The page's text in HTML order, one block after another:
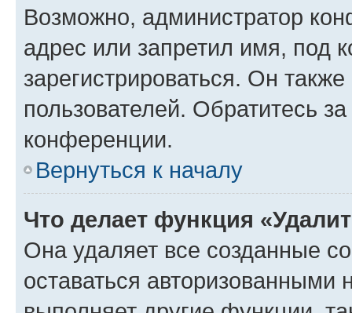
Возможно, администратор
адрес или запретил имя, под
зарегистрироваться. Он
пользователей. Обратитесь
конференции.
Вернуться к началу
Что делает функция
Она удаляет все созданные
оставаться авторизованными